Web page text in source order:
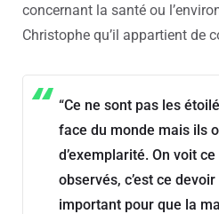
concernant la santé ou
Christophe qu’il appartient de
“Ce ne sont pas les
face du monde mais ils
d’exemplarité. On voit
observés, c’est ce
important pour que la